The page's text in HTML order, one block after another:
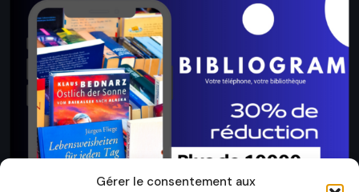
Gérer le consentement aux